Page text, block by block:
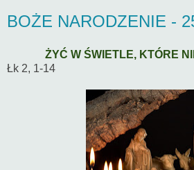
BOŻE NARODZENIE -
ŻYĆ W ŚWIETLE, KTÓRE
Łk 2, 1-14